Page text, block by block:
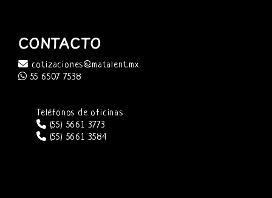
CONTACTO
cotizaciones@matalent.mx
55 6507 7538
Teléfonos de oficinas
(55) 5661 3773
(55) 5661 3584